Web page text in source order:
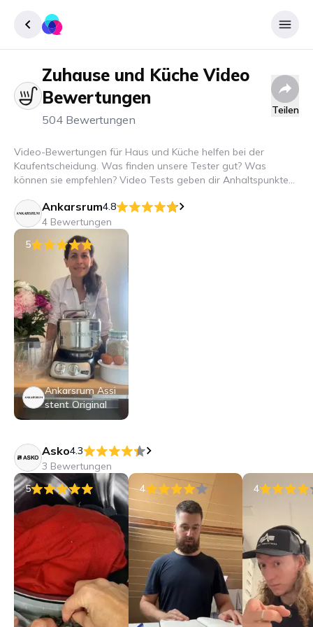
Registrieren
Einloggen
Zuhause und Küche Video
Bewertungen
504 Bewertungen
Teilen
Video-Bewertungen für Haus und Küche helfen bei der
Kaufentscheidung. Was finden unsere Tester gut? Was
können sie empfehlen? Video Tests geben dir Anhaltspunkte
Ankarsrum4.8
4 Bewertungen
5
Ankarsrum Assi
stent Original
Asko4.3
3 Bewertungen
5
4 4